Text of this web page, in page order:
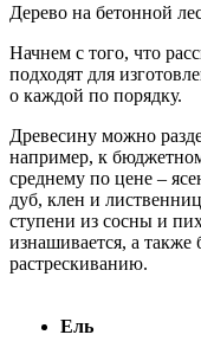
Дерево на бетонной
Начнем с того, что
подходят для
о каждой по порядку.
Древесину можно
например, к
среднему по цене –
дуб, клен и
ступени из сосны и
изнашивается, а также
растрескиванию.
Ель